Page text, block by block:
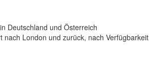
Deutschland und Österreich
nach London und zurück, nach Verfügbarkeit